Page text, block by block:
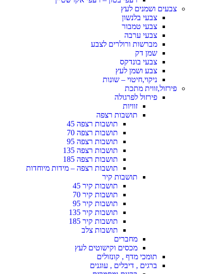
צבעים ושמנים לעץ
צבעי בלנשון
צבעי טמבור
צבעי ערבה
מברשות ורולרים לצבע
שמן דק
צבעי בונדקס
צבע ושמן לעץ
ניקוי,חיטוי – שונות
פירזול,זווית מתכת
פירזול לפרגולה
זוויות
תושבות רצפה
תושבות רצפה 45
תושבות רצפה 70
תושבות רצפה 95
תושבות רצפה 135
תושבות רצפה 185
תושבות רצפה – מידות מיוחדות
תושבות קיר
תושבות קיר 45
תושבות קיר 70
תושבות קיר 95
תושבות קיר 135
תושבות קיר 185
תושבות צלב
מחברים
מכסים וקישוטים לעץ
תומכי מדף , קונזולים
ברגים , דיבלים , עוגנים